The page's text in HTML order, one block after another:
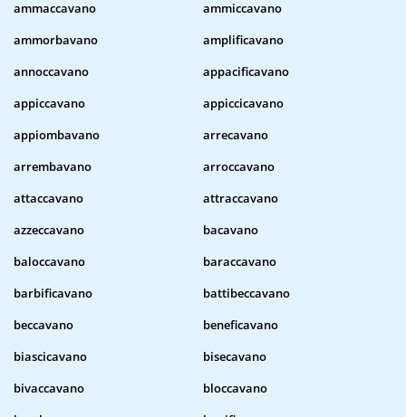
ammaccavano
ammiccavano
ammorbavano
amplificavano
annoccavano
appacificavano
appiccavano
appiccicavano
appiombavano
arrecavano
arrembavano
arroccavano
attaccavano
attraccavano
azzeccavano
bacavano
baloccavano
baraccavano
barbificavano
battibeccavano
beccavano
beneficavano
biascicavano
bisecavano
bivaccavano
bloccavano